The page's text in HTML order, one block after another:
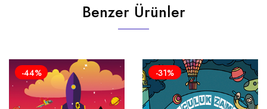
Benzer Ürünler
-44% -31%